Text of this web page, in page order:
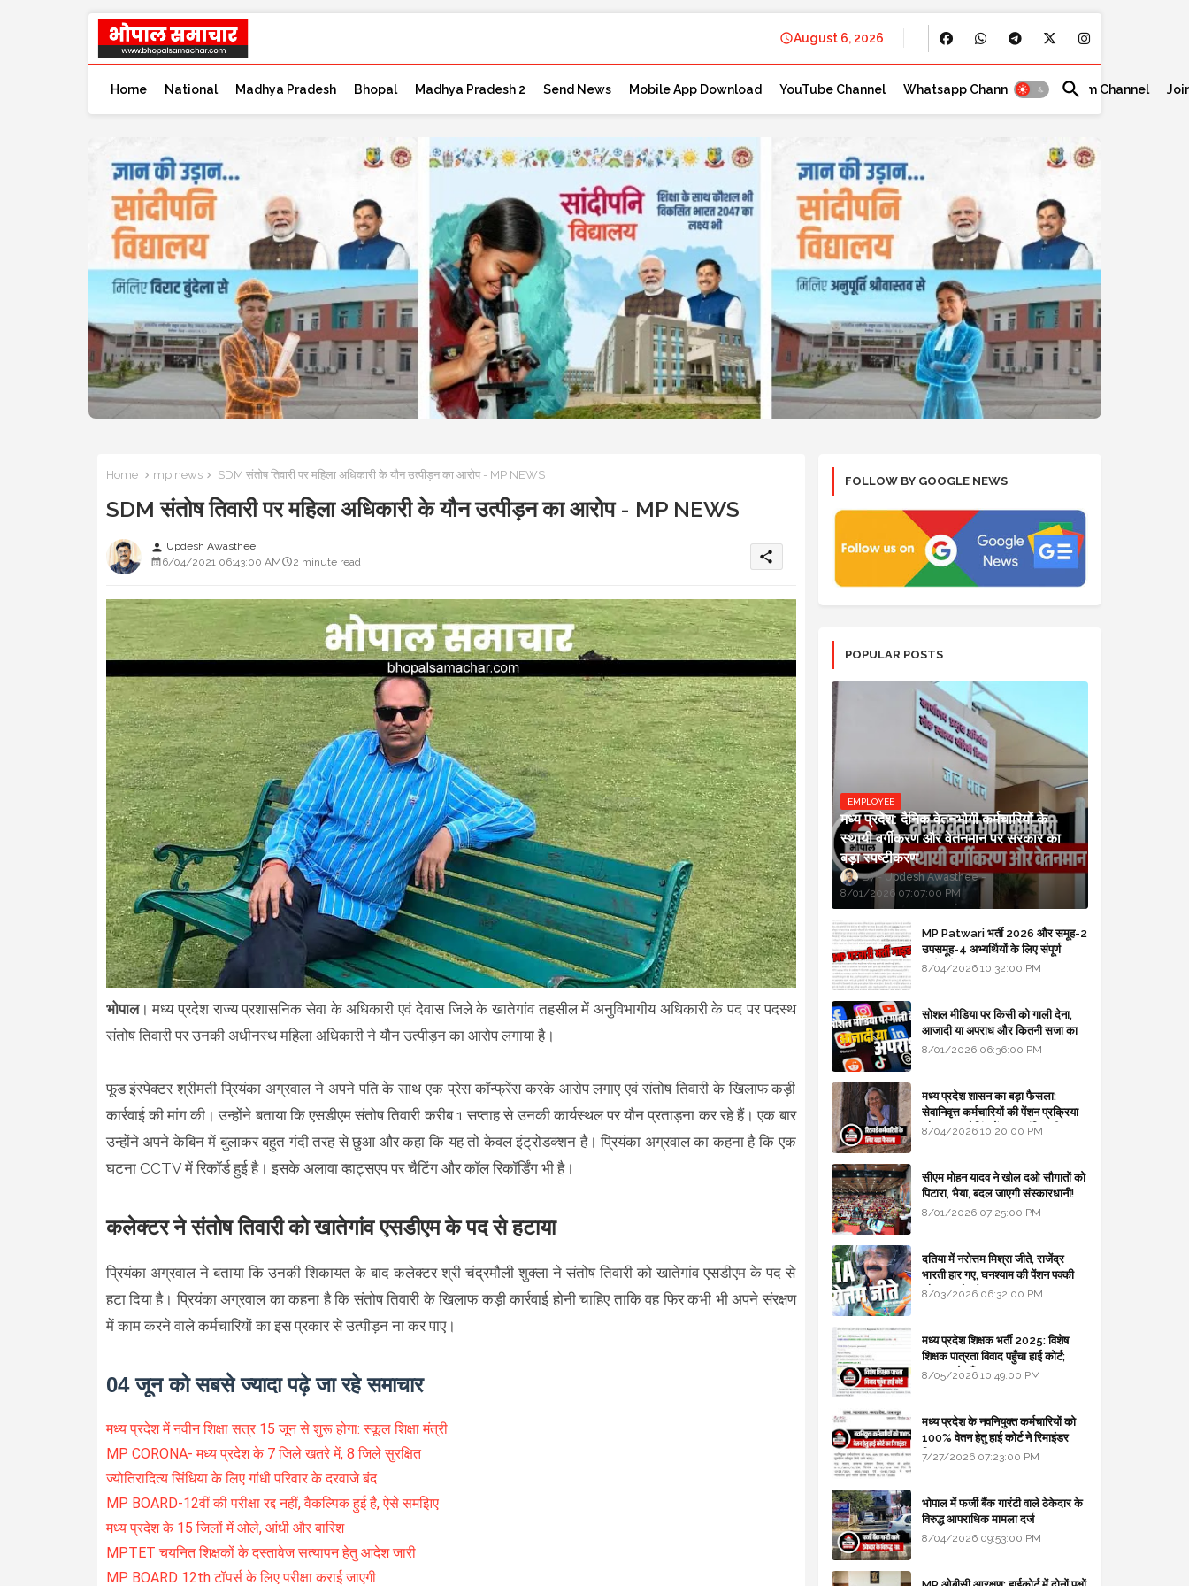
August 6, 2026
Home National Madhya Pradesh Bhopal Madhya Pradesh 2 Send News Mobile App Download YouTube Channel Whatsapp Channel Telegram Channel
Home mp news SDM संतोष तिवारी पर महिला अधिकारी के यौन उत्पीड़न का आरोप - MP NEWS
SDM संतोष तिवारी पर महिला अधिकारी के यौन उत्पीड़न का आरोप - MP NEWS
person Updesh Awasthee
6/04/2021 06:43:00 AM
2 minute read share
भोपाल। मध्य प्रदेश राज्य प्रशासनिक सेवा के अधिकारी एवं देवास जिले के खातेगांव तहसील में अनुविभागीय अधिकारी के पद पर पदस्थ
संतोष तिवारी पर उनकी अधीनस्थ महिला अधिकारी ने यौन उत्पीड़न का आरोप लगाया है।
फूड इंस्पेक्टर श्रीमती प्रियंका अग्रवाल ने अपने पति के साथ एक प्रेस कॉन्फ्रेंस करके आरोप लगाए एवं संतोष तिवारी के खिलाफ कड़ी
कार्रवाई की मांग की। उन्होंने बताया कि एसडीएम संतोष तिवारी करीब 1 सप्ताह से उनकी कार्यस्थल पर यौन प्रताड़ना कर रहे हैं। एक बार
उन्होंने अपने केबिन में बुलाकर बहुत गंदी तरह से छुआ और कहा कि यह तो केवल इंट्रोडक्शन है। प्रियंका अग्रवाल का कहना है कि एक
घटना CCTV में रिकॉर्ड हुई है। इसके अलावा व्हाट्सएप पर चैटिंग और कॉल रिकॉर्डिंग भी है।
कलेक्टर ने संतोष तिवारी को खातेगांव एसडीएम के पद से हटाया
प्रियंका अग्रवाल ने बताया कि उनकी शिकायत के बाद कलेक्टर श्री चंद्रमौली शुक्ला ने संतोष तिवारी को खातेगांव एसडीएम के पद से
हटा दिया है। प्रियंका अग्रवाल का कहना है कि संतोष तिवारी के खिलाफ कड़ी कार्रवाई होनी चाहिए ताकि वह फिर कभी भी अपने संरक्षण
में काम करने वाले कर्मचारियों का इस प्रकार से उत्पीड़न ना कर पाए।
04 जून को सबसे ज्यादा पढ़े जा रहे समाचार
मध्य प्रदेश में नवीन शिक्षा सत्र 15 जून से शुरू होगा: स्कूल शिक्षा मंत्री
MP CORONA- मध्य प्रदेश के 7 जिले खतरे में, 8 जिले सुरक्षित
ज्योतिरादित्य सिंधिया के लिए गांधी परिवार के दरवाजे बंद
MP BOARD-12वीं की परीक्षा रद्द नहीं, वैकल्पिक हुई है, ऐसे समझिए
मध्य प्रदेश के 15 जिलों में ओले, आंधी और बारिश
MPTET चयनित शिक्षकों के दस्तावेज सत्यापन हेतु आदेश जारी
MP BOARD 12th टॉपर्स के लिए परीक्षा कराई जाएगी
FOLLOW BY GOOGLE NEWS
POPULAR POSTS
EMPLOYEE
मध्य प्रदेश: दैनिक वेतनभोगी कर्मचारियों के
स्थायी वर्गीकरण और वेतनमान पर सरकार का
बड़ा स्पष्टीकरण
Updesh Awasthee
8/01/2026 07:07:00 PM
MP Patwari भर्ती 2026 और समूह-2
उपसमूह-4 अभ्यर्थियों के लिए संपूर्ण
मार्गदर्शिका
8/04/2026 10:32:00 PM
सोशल मीडिया पर किसी को गाली देना,
आजादी या अपराध और कितनी सजा का
प्रावधान - free legal advice
8/01/2026 06:36:00 PM
मध्य प्रदेश शासन का बड़ा फैसला:
सेवानिवृत्त कर्मचारियों की पेंशन प्रक्रिया
और बजट कोडिंग में हुए क्रांतिकारी
8/04/2026 10:20:00 PM
सीएम मोहन यादव ने खोल दओ सौगातों को
पिटारा, भैया, बदल जाएगी संस्कारधानी!
8/01/2026 07:25:00 PM
दतिया में नरोत्तम मिश्रा जीते, राजेंद्र
भारती हार गए, घनश्याम की पेंशन पक्की
और आशुतोष बैक टू...
8/03/2026 06:32:00 PM
मध्य प्रदेश शिक्षक भर्ती 2025: विशेष
शिक्षक पात्रता विवाद पहुँचा हाई कोर्ट;
सरकार से माँगा जवाब
8/05/2026 10:49:00 PM
मध्य प्रदेश के नवनियुक्त कर्मचारियों को
100% वेतन हेतु हाई कोर्ट ने रिमाइंडर
लिखा
7/27/2026 07:23:00 PM
भोपाल में फर्जी बैंक गारंटी वाले ठेकेदार के
विरुद्ध आपराधिक मामला दर्ज
8/04/2026 09:53:00 PM